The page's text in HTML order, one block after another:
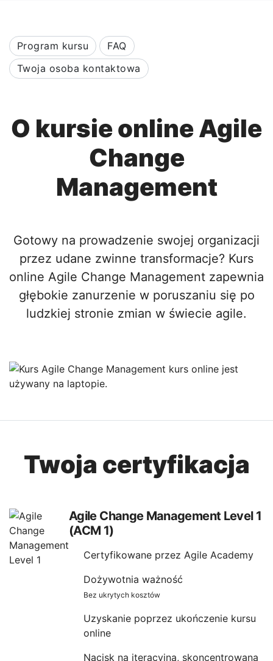
Program kursu
FAQ
Twoja osoba kontaktowa
O kursie online Agile
Change
Management
Gotowy na prowadzenie swojej organizacji
przez udane zwinne transformacje? Kurs
online Agile Change Management zapewnia
głębokie zanurzenie w poruszaniu się po
ludzkiej stronie zmian w świecie agile.
Twoja certyfikacja
Agile Change Management Level 1
(ACM 1)
Certyfikowane przez Agile Academy
Dożywotnia ważność
Bez ukrytych kosztów
Uzyskanie poprzez ukończenie kursu
online
Nacisk na iteracyjną, skoncentrowaną